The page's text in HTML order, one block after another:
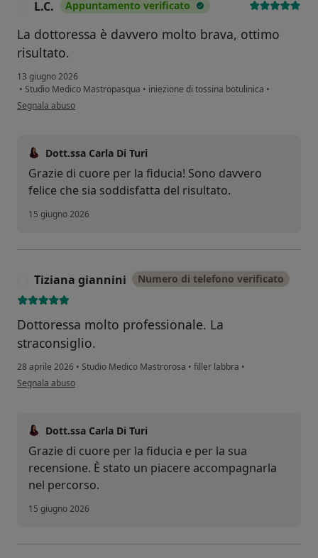
L.C. Appuntamento verificato
La dottoressa è davvero molto brava, ottimo
risultato.
13 giugno 2026
• Studio Medico Mastropasqua • iniezione di tossina botulinica •
secondo l'opinione dell'utente L.C.
Segnala abuso
Dott.ssa Carla Di Turi
Grazie di cuore per la fiducia! Sono davvero
felice che sia soddisfatta del risultato.
15 giugno 2026
Tiziana giannini Numero di telefono verificato
Dottoressa molto professionale. La
straconsiglio.
28 aprile 2026 • Studio Medico Mastrorosa • filler labbra •
secondo l'opinione dell'utente Tiziana giannini
Segnala abuso
Dott.ssa Carla Di Turi
Grazie di cuore per la fiducia e per la sua
recensione. È stato un piacere accompagnarla
nel percorso.
15 giugno 2026